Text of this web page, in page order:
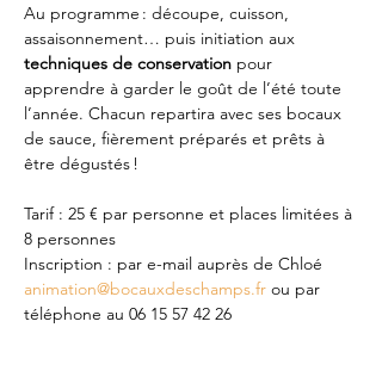
Au programme : découpe, cuisson,
assaisonnement… puis initiation aux
techniques de conservation pour
apprendre à garder le goût de l’été toute
l’année. Chacun repartira avec ses bocaux
de sauce, fièrement préparés et prêts à
être dégustés !
Tarif : 25 € par personne et places limitées à
8 personnes
Inscription : par e-mail auprès de Chloé
animation@bocauxdeschamps.fr ou par
téléphone au 06 15 57 42 26